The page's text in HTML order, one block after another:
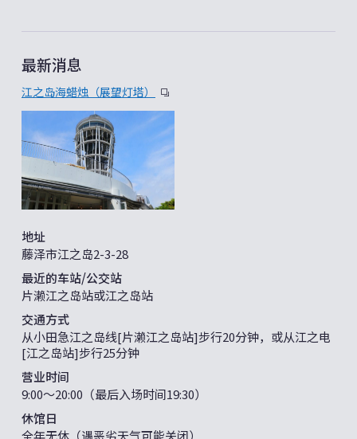
最新消息
江之岛海蜡烛（展望灯塔）
地址
藤泽市江之岛2-3-28
最近的车站/公交站
片濑江之岛站或江之岛站
交通方式
从小田急江之岛线[片濑江之岛站]步行20分钟，或从江之电
[江之岛站]步行25分钟
营业时间
9:00～20:00（最后入场时间19:30）
休馆日